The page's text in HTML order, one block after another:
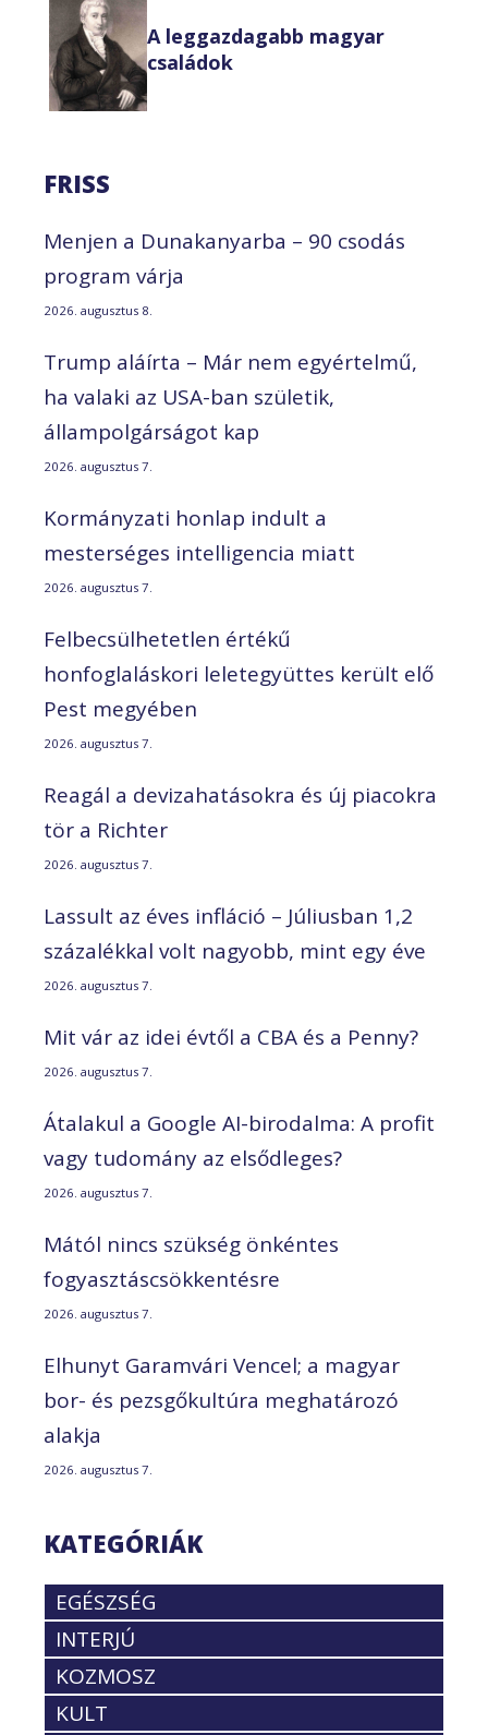
A leggazdagabb magyar
családok
FRISS
Menjen a Dunakanyarba – 90 csodás
program várja
2026. augusztus 8.
Trump aláírta – Már nem egyértelmű,
ha valaki az USA-ban születik,
állampolgárságot kap
2026. augusztus 7.
Kormányzati honlap indult a
mesterséges intelligencia miatt
2026. augusztus 7.
Felbecsülhetetlen értékű
honfoglaláskori leletegyüttes került elő
Pest megyében
2026. augusztus 7.
Reagál a devizahatásokra és új piacokra
tör a Richter
2026. augusztus 7.
Lassult az éves infláció – Júliusban 1,2
százalékkal volt nagyobb, mint egy éve
2026. augusztus 7.
Mit vár az idei évtől a CBA és a Penny?
2026. augusztus 7.
Átalakul a Google AI-birodalma: A profit
vagy tudomány az elsődleges?
2026. augusztus 7.
Mától nincs szükség önkéntes
fogyasztáscsökkentésre
2026. augusztus 7.
Elhunyt Garamvári Vencel; a magyar
bor- és pezsgőkultúra meghatározó
alakja
2026. augusztus 7.
KATEGÓRIÁK
EGÉSZSÉG
INTERJÚ
KOZMOSZ
KULT